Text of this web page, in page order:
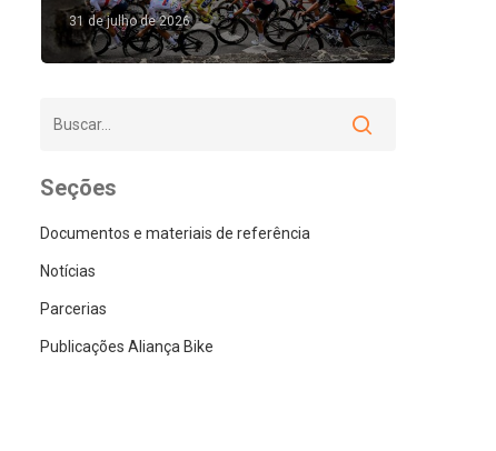
31 de julho de 2026
Seções
Documentos e materiais de referência
Notícias
Parcerias
Publicações Aliança Bike